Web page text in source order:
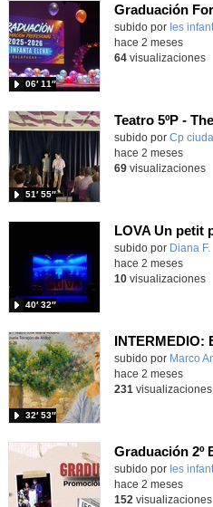
subido por Ies
06′ 11″
hace 2 meses
64visualizaciones
subido por Cp
51′ 55″
hace 2 meses
69visualizaciones
Contenido educativo.
subido por Diana F.
40′ 32″
hace 2 meses
10visualizaciones
INTERMEDIO:
Contenido
subido por Marco
32′ 53″
hace 2 meses
231 visualizaciones
Graduación 2º
subido por Ies
hace 2 meses
152 visualizaciones